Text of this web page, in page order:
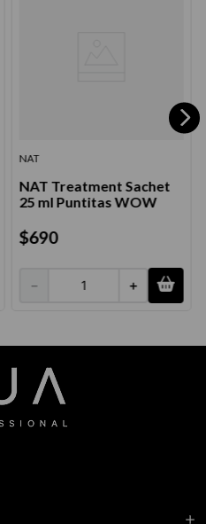
NAT
NAT Treatment Sachet
25 ml Puntitas WOW
$690
＋
－